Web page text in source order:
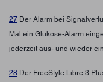
27 Der Alarm bei
Mal ein Glukose-Alarm
jederzeit aus- und wieder
28 Der FreeStyle Libre 3